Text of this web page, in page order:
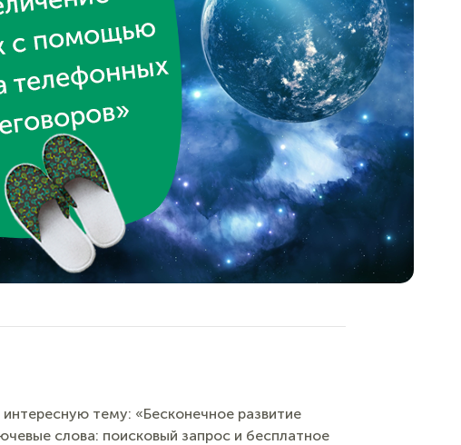
тему: «Бесконечное развитие
слова: поисковый запрос и бесплатное